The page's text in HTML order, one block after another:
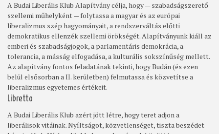
A Budai Liberális Klub Alapítvány célja, hogy — szabadságszerető
szellemi műhelyként — folytassa a magyar és az európai
liberalizmus szép hagyományait, a rendszerváltás előtti
demokratikus ellenzék szellemi örökségét. Alapítványunk kiáll az
emberi és szabadságjogok, a parlamentáris demokrácia, a
tolerancia, a másság elfogadása, a kulturális sokszínűség mellett.
Az alapítvány fontos feladatának tekinti, hogy Budán (és ezen
belül elsősorban a II. kerületben) felmutassa és közvetítse a
liberalizmus egyetemes értékeit.
Libretto
A Budai Liberális Klub azért jött létre, hogy teret adjon a
liberálisok vitáinak. Nyíltságot, közvetlenséget, tiszta beszédet